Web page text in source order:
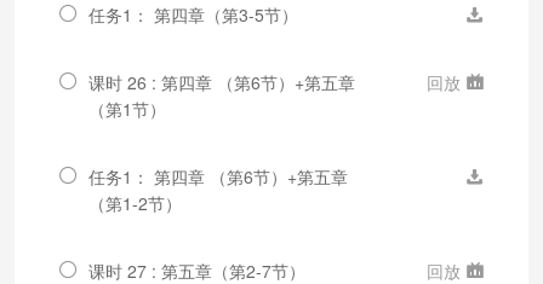
任务1： 第四章（第3-5节）
课时 26 : 第四章 （第6节）+第五章
（第1节）
回放
任务1： 第四章 （第6节）+第五章
（第1-2节）
课时 27 : 第五章（第2-7节） 回放